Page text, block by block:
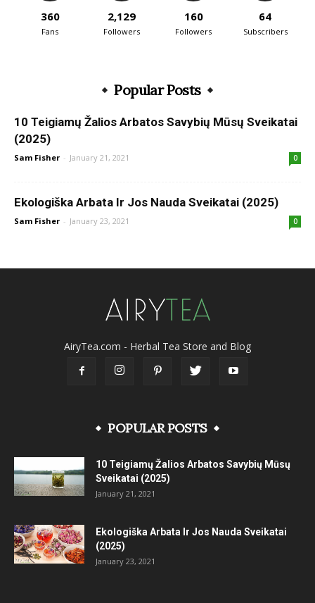
360
Fans
2,129
Followers
160
Followers
64
Subscribers
Popular Posts
10 Teigiamų Žalios Arbatos Savybių Mūsų Sveikatai
(2025)
Sam Fisher - January 21, 2021 0
Ekologiška Arbata Ir Jos Nauda Sveikatai (2025)
Sam Fisher - January 23, 2021 0
AiryTea.com - Herbal Tea Store and Blog
POPULAR POSTS
10 Teigiamų Žalios Arbatos Savybių Mūsų
Sveikatai (2025)
January 21, 2021
Ekologiška Arbata Ir Jos Nauda Sveikatai
(2025)
January 23, 2021